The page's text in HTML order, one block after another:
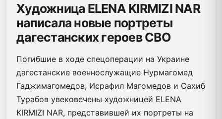
Художница ELENA KIRMIZI NAR
написала новые портреты
дагестанских героев СВО
Погибшие в ходе спецоперации на Украине
дагестанские военнослужащие Нурмагомед
Гаджимагомедов, Исрафил Магомедов и Сахиб
Турабов увековечены художницей ELENA
KIRMIZI NAR, представившей их портреты на